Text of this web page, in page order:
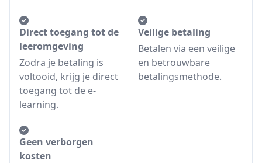
Direct toegang tot de
leeromgeving
Zodra je betaling is
voltooid, krijg je direct
toegang tot de e-
learning.
Veilige betaling
Betalen via een veilige
en betrouwbare
betalingsmethode.
Geen verborgen
kosten